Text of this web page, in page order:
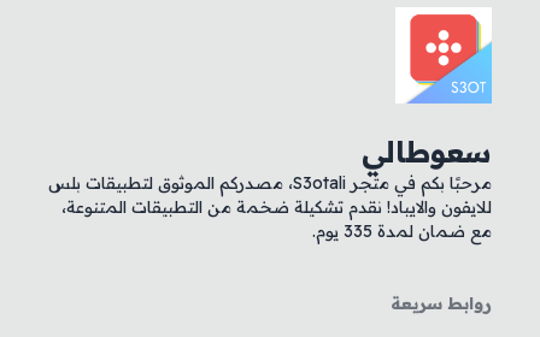
سعوطالي
مرحبًا بكم في متجر S3otali، مصدركم الموثوق لتطبيقات بلس
للايفون والايباد! نقدم تشكيلة ضخمة من التطبيقات المتنوعة،
مع ضمان لمدة 335 يوم.
روابط سريعة